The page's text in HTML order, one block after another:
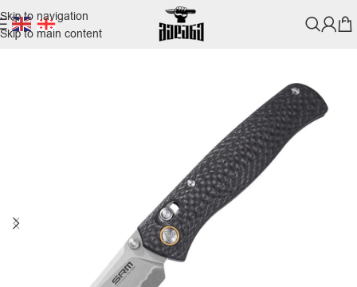
Skip to navigation
Skip to main content